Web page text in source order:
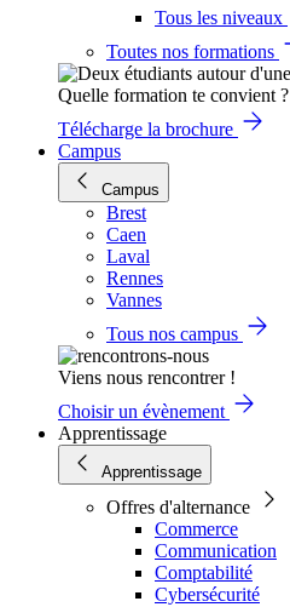
Tous les niveaux
Toutes nos formations
Quelle formation te convient ?
Télécharge la brochure
Campus
Campus
Brest
Caen
Laval
Rennes
Vannes
Tous nos campus
Viens nous rencontrer !
Choisir un évènement
Apprentissage
Apprentissage
Offres d'alternance
Commerce
Communication
Comptabilité
Cybersécurité